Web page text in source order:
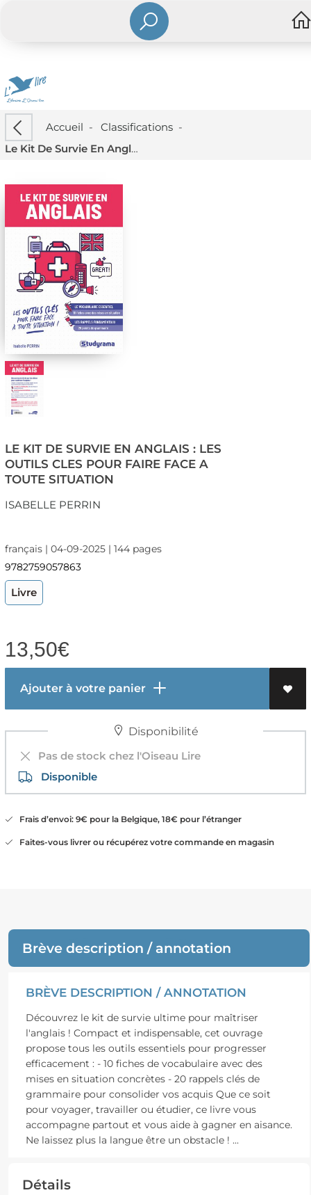
Accueil - Classifications-
Le Kit De Survie En Anglais : Les Outils Cles Pour Faire Face A Toute Situation
LE KIT DE SURVIE EN ANGLAIS : LES
OUTILS CLES POUR FAIRE FACE A
TOUTE SITUATION
ISABELLE PERRIN
français | 04-09-2025 | 144 pages
9782759057863
Livre
13,50€
Ajouter à votre panier
Disponibilité
Pas de stock chez l'Oiseau Lire
Disponible
Frais d’envoi: 9€ pour la Belgique, 18€ pour l’étranger
Faites-vous livrer ou récupérez votre commande en magasin
Brève description / annotation
BRÈVE DESCRIPTION / ANNOTATION
Découvrez le kit de survie ultime pour maîtriser
l'anglais ! Compact et indispensable, cet ouvrage
propose tous les outils essentiels pour progresser
efficacement : - 10 fiches de vocabulaire avec des
mises en situation concrètes - 20 rappels clés de
grammaire pour consolider vos acquis Que ce soit
pour voyager, travailler ou étudier, ce livre vous
accompagne partout et vous aide à gagner en aisance.
Ne laissez plus la langue être un obstacle ! ...
Détails